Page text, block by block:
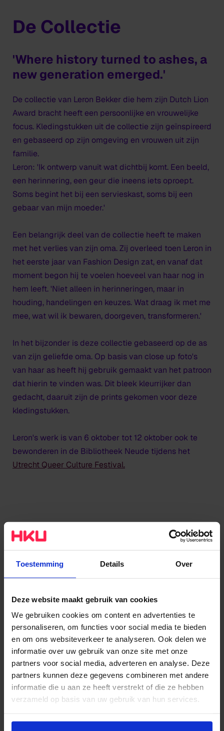
Toestemming Details Over
Deze website maakt gebruik van cookies
We gebruiken cookies om content en advertenties te
personaliseren, om functies voor social media te bieden
en om ons websiteverkeer te analyseren. Ook delen we
informatie over uw gebruik van onze site met onze
partners voor social media, adverteren en analyse. Deze
partners kunnen deze gegevens combineren met andere
informatie die u aan ze heeft verstrekt of die ze hebben
verzameld op basis van uw gebruik van hun services.
Wil je meer weten of de voorkeur aanpassen, bekijk dan
De Collectie
'Where history turned to ashes, a
new generation emerged.'
De collectie van Leron Bekker die hem zijn Dutch Lion
Award bracht heeft een persoonlijke en vrouwelijke
focus. Kledingstukken uit de collectie zijn geïnspireerd
en gebaseerd op zijn omgeving en vrouwen uit zijn
familie.
Leron: 'Ik ontwerp vanuit wat dichtbij komt. Een beeld,
een herinnering, een geur die ineens iets oproept.
Soms begint het bij een servieskast, soms bij een
gebaar van mijn moeder.'
Een belangrijk deel van de collectie heeft te maken
met het verlies van zijn oma. Zij overleed toen Leron in
het eerste jaar van Fashion Design zat, en vanaf dat
moment begon hij te voelen hoeveel van haar nog in
hem leeft. 'Niet alleen in herinneringen, maar in
houding, handelingen en keuzes. Wat draag ik met me
mee, wat wil ik bewaren, doorgeven, transformeren.'
In het bijzonder is deze collectie gebaseerd op de as
van zijn geliefde oma. Op basis van close up foto's
van haar as heeft hij gebruik gemaakt van het patroon
dat hierin te vinden was. Dit bleek kleurrijker dan
gedacht, daaruit zijn de prints gekomen voor deze
kledingstukken.
Leron's werk is van 6 oktober tot 12 oktober ook te
bewonderen in de Bibliotheek Neude tijdens het
Utrecht Queer Culture Festival.